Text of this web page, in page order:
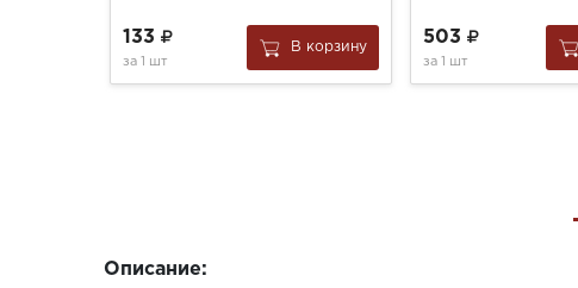
133
за 1 шт
В корзину
503
за 1 шт
Описание: